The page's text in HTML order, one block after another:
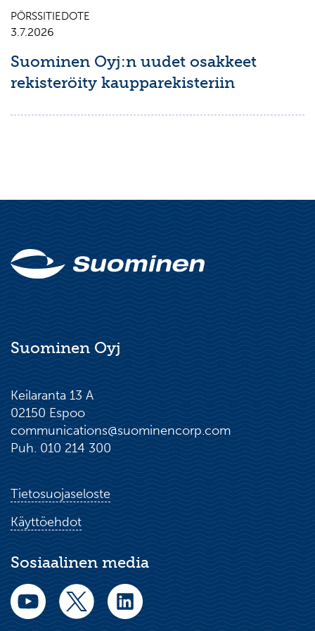
PÖRSSITIEDOTE
3.7.2026
Suominen Oyj:n uudet osakkeet
rekisteröity kaupparekisteriin
Suominen Oyj
Keilaranta 13 A
02150 Espoo
communications@suominencorp.com
Puh. 010 214 300
Tietosuojaseloste
Käyttöehdot
Sosiaalinen media